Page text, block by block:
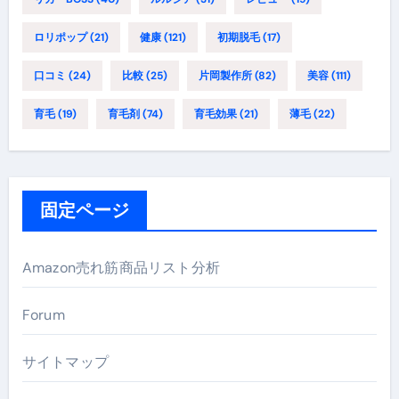
ロリポップ(21) 健康(121) 初期脱毛(17)
口コミ (24) 比較(25) 片岡製作所(82) 美容(111)
育毛(19) 育毛剤 (74) 育毛効果(21) 薄毛(22)
固定ページ
Amazon売れ筋商品リスト分析
Forum
サイトマップ